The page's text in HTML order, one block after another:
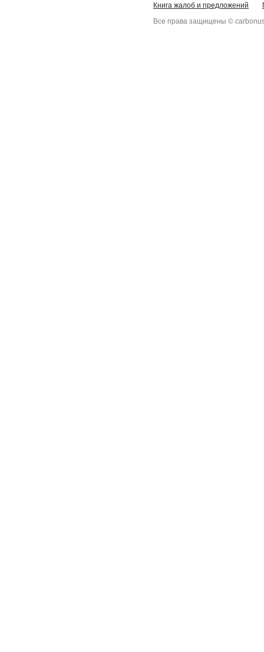
Книга жалоб и предложений
Все права защищены ©